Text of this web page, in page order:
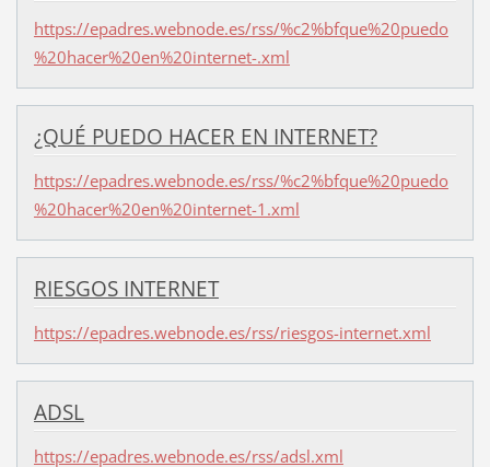
https://epadres.webnode.es/rss/%c2%bfque%20puedo
%20hacer%20en%20internet-.xml
¿QUÉ PUEDO HACER EN INTERNET?
https://epadres.webnode.es/rss/%c2%bfque%20puedo
%20hacer%20en%20internet-1.xml
RIESGOS INTERNET
https://epadres.webnode.es/rss/riesgos-internet.xml
ADSL
https://epadres.webnode.es/rss/adsl.xml